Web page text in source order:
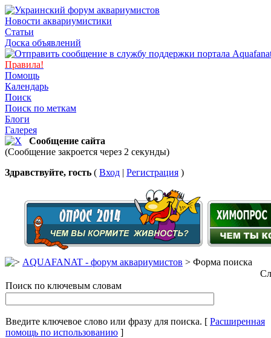
Новости аквариумистики
Статьи
Доска объявлений
Правила!
Помощь
Календарь
Поиск
Поиск по меткам
Блоги
Галерея
Сообщение сайта
(Сообщение закроется через 2 секунды)
Здравствуйте, гость ( Вход | Регистрация )
AQUAFANAT - форум аквариумистов > Форма поиска
Поиск по ключевым словам
Введите ключевое слово или фразу для поиска. [ Расширенная
помощь по использованию ]